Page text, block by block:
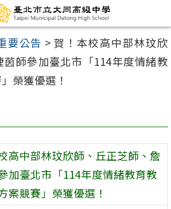
要公告 >賀！本校高中部林玟欣
師參加臺北市「114年度情緒教
榮獲優選！
高中部林玟欣師、丘正芝師、詹
加臺北市「114年度情緒教育教
案競賽」榮獲優選！